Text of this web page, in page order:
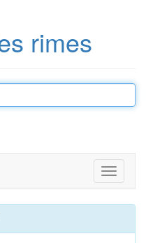
rimes
Toggle